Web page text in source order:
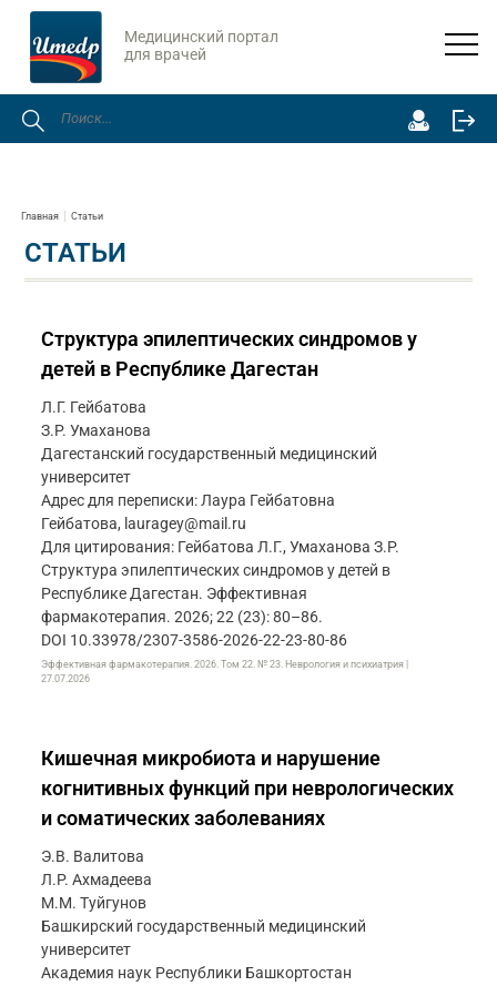
Медицинский портал
для врачей
Главная Статьи
СТАТЬИ
Структура эпилептических синдромов у
детей в Республике Дагестан
Л.Г. Гейбатова
З.Р. Умаханова
Дагестанский государственный медицинский
университет
Адрес для переписки: Лаура Гейбатовна
Гейбатова, lauragey@mail.ru
Для цитирования: Гейбатова Л.Г., Умаханова З.Р.
Структура эпилептических синдромов у детей в
Республике Дагестан. Эффективная
фармакотерапия. 2026; 22 (23): 80–86.
DOI 10.33978/2307-3586-2026-22-23-80-86
Эффективная фармакотерапия. 2026. Том 22. № 23. Неврология и психиатрия |
27.07.2026
Кишечная микробиота и нарушение
когнитивных функций при неврологических
и соматических заболеваниях
Э.В. Валитова
Л.Р. Ахмадеева
М.М. Туйгунов
Башкирский государственный медицинский
университет
Академия наук Республики Башкортостан